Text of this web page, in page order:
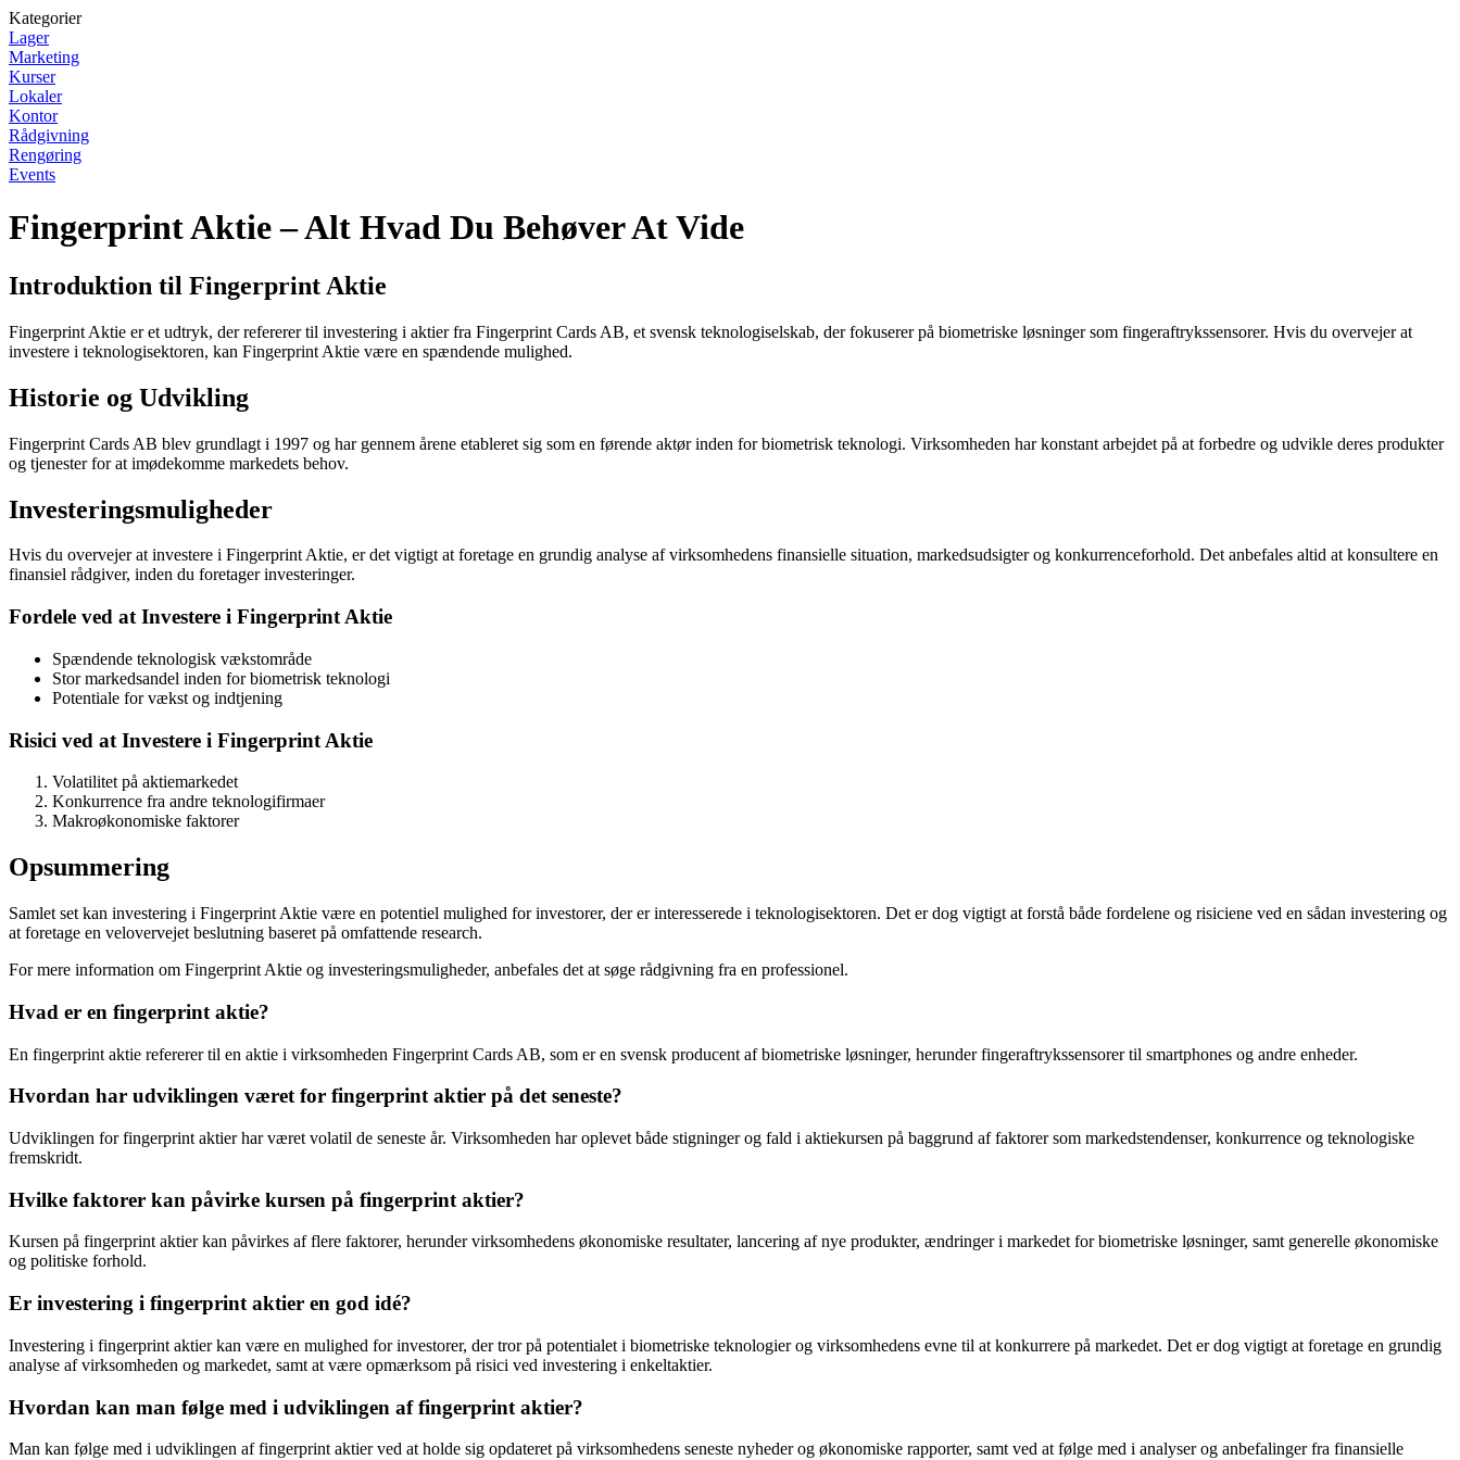
Kategorier
Lager
Marketing
Kurser
Lokaler
Kontor
Rådgivning
Rengøring
Events
Fingerprint Aktie – Alt Hvad Du Behøver At Vide
Introduktion til Fingerprint Aktie
Fingerprint Aktie er et udtryk, der refererer til investering i aktier fra Fingerprint Cards AB, et svensk teknologiselskab, der fokuserer på biometriske løsninger som fingeraftrykssensorer. Hvis du overvejer at
investere i teknologisektoren, kan Fingerprint Aktie være en spændende mulighed.
Historie og Udvikling
Fingerprint Cards AB blev grundlagt i 1997 og har gennem årene etableret sig som en førende aktør inden for biometrisk teknologi. Virksomheden har konstant arbejdet på at forbedre og udvikle deres produkter
og tjenester for at imødekomme markedets behov.
Investeringsmuligheder
Hvis du overvejer at investere i Fingerprint Aktie, er det vigtigt at foretage en grundig analyse af virksomhedens finansielle situation, markedsudsigter og konkurrenceforhold. Det anbefales altid at konsultere en
finansiel rådgiver, inden du foretager investeringer.
Fordele ved at Investere i Fingerprint Aktie
Spændende teknologisk vækstområde
Stor markedsandel inden for biometrisk teknologi
Potentiale for vækst og indtjening
Risici ved at Investere i Fingerprint Aktie
Volatilitet på aktiemarkedet
Konkurrence fra andre teknologifirmaer
Makroøkonomiske faktorer
Opsummering
Samlet set kan investering i Fingerprint Aktie være en potentiel mulighed for investorer, der er interesserede i teknologisektoren. Det er dog vigtigt at forstå både fordelene og risiciene ved en sådan investering og
at foretage en velovervejet beslutning baseret på omfattende research.
For mere information om Fingerprint Aktie og investeringsmuligheder, anbefales det at søge rådgivning fra en professionel.
Hvad er en fingerprint aktie?
En fingerprint aktie refererer til en aktie i virksomheden Fingerprint Cards AB, som er en svensk producent af biometriske løsninger, herunder fingeraftrykssensorer til smartphones og andre enheder.
Hvordan har udviklingen været for fingerprint aktier på det seneste?
Udviklingen for fingerprint aktier har været volatil de seneste år. Virksomheden har oplevet både stigninger og fald i aktiekursen på baggrund af faktorer som markedstendenser, konkurrence og teknologiske
fremskridt.
Hvilke faktorer kan påvirke kursen på fingerprint aktier?
Kursen på fingerprint aktier kan påvirkes af flere faktorer, herunder virksomhedens økonomiske resultater, lancering af nye produkter, ændringer i markedet for biometriske løsninger, samt generelle økonomiske
og politiske forhold.
Er investering i fingerprint aktier en god idé?
Investering i fingerprint aktier kan være en mulighed for investorer, der tror på potentialet i biometriske teknologier og virksomhedens evne til at konkurrere på markedet. Det er dog vigtigt at foretage en grundig
analyse af virksomheden og markedet, samt at være opmærksom på risici ved investering i enkeltaktier.
Hvordan kan man følge med i udviklingen af fingerprint aktier?
Man kan følge med i udviklingen af fingerprint aktier ved at holde sig opdateret på virksomhedens seneste nyheder og økonomiske rapporter, samt ved at følge med i analyser og anbefalinger fra finansielle